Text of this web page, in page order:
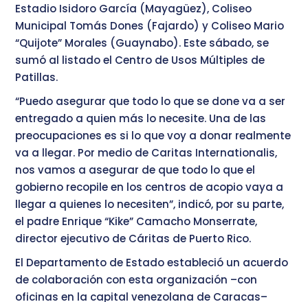
Estadio Isidoro García (Mayagüez), Coliseo
Municipal Tomás Dones (Fajardo) y Coliseo Mario
“Quijote” Morales (Guaynabo). Este sábado, se
sumó al listado el Centro de Usos Múltiples de
Patillas.
“Puedo asegurar que todo lo que se done va a ser
entregado a quien más lo necesite. Una de las
preocupaciones es si lo que voy a donar realmente
va a llegar. Por medio de Caritas Internationalis,
nos vamos a asegurar de que todo lo que el
gobierno recopile en los centros de acopio vaya a
llegar a quienes lo necesiten”, indicó, por su parte,
el padre Enrique “Kike” Camacho Monserrate,
director ejecutivo de Cáritas de Puerto Rico.
El Departamento de Estado estableció un acuerdo
de colaboración con esta organización –con
oficinas en la capital venezolana de Caracas–